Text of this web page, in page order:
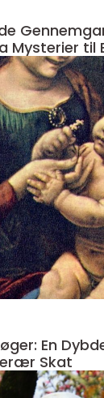
Mysterier til
En
Skat